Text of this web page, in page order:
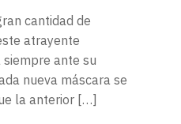
cantidad de
atrayente
ante su
nueva máscara se
la anterior […]